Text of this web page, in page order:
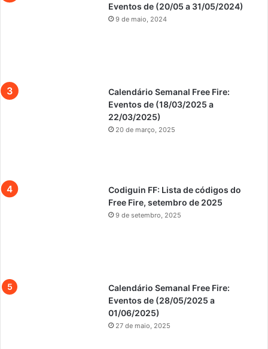
Eventos de (20/05 a 31/05/2024)
9 de maio, 2024
Calendário Semanal Free Fire:
Eventos de (18/03/2025 a
22/03/2025)
20 de março, 2025
Codiguin FF: Lista de códigos do
Free Fire, setembro de 2025
9 de setembro, 2025
Calendário Semanal Free Fire:
Eventos de (28/05/2025 a
01/06/2025)
27 de maio, 2025